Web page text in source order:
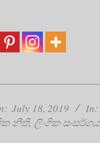
July 18, 2019 In:
නීති, ලිංගික සංසර්ගය